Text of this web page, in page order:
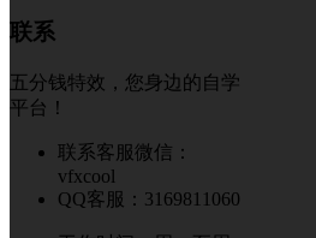
联系
五分钱特效，您身边的自学
平台！
联系客服微信：
vfxcool
QQ客服：3169811060